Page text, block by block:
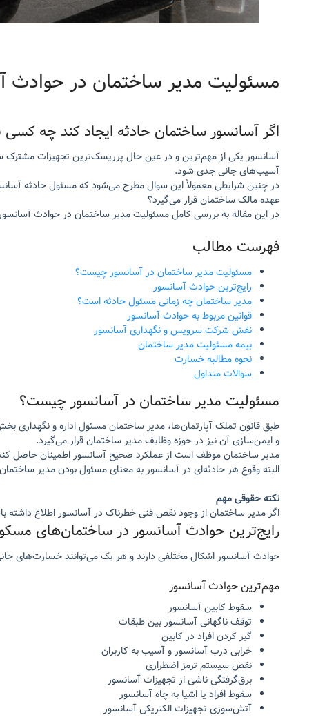
مسئولیت مدیر ساختمان در
اگر آسانسور ساختمان حادثه ایجاد کند چه کسی
آسانسور یکی از مهم‌ترین و در عین حال پرریسک‌ترین تجهیزات مشترک
آسیب‌های جانی جدی شود.
در چنین شرایطی معمولاً این سوال مطرح می‌شود که مسئول حادثه
عهده مالک ساختمان قرار می‌گیرد؟
در این مقاله به بررسی کامل مسئولیت مدیر ساختمان در حوادث
فهرست مطالب
مسئولیت مدیر ساختمان در آسانسور چیست؟
رایج‌ترین حوادث آسانسور
مدیر ساختمان چه زمانی مسئول حادثه است؟
قوانین مربوط به حوادث آسانسور
نقش شرکت سرویس و نگهداری آسانسور
بیمه مسئولیت مدیر ساختمان
نحوه مطالبه خسارت
سوالات متداول
مسئولیت مدیر ساختمان در آسانسور چیست؟
طبق قانون تملک آپارتمان‌ها، مدیر ساختمان مسئول اداره و
و ایمن‌سازی آن نیز در حوزه وظایف مدیر ساختمان قرار می‌گیرد.
مدیر ساختمان موظف است از عملکرد صحیح آسانسور اطمینان حاصل
البته وقوع هر حادثه‌ای در آسانسور به معنای مسئول بودن مدیر
نکته حقوقی مهم
اگر مدیر ساختمان از وجود نقص فنی خطرناک در آسانسور اطلاع داشته
رایج‌ترین حوادث آسانسور در ساختمان‌های
حوادث آسانسور اشکال مختلفی دارند و هر یک می‌توانند خسارت‌های
مهم‌ترین حوادث آسانسور
سقوط کابین آسانسور
توقف ناگهانی آسانسور بین طبقات
گیر کردن افراد در کابین
خرابی درب آسانسور و آسیب به کاربران
نقص سیستم ترمز اضطراری
برق‌گرفتگی ناشی از تجهیزات آسانسور
سقوط افراد یا اشیا به چاه آسانسور
آتش‌سوزی تجهیزات الکتریکی آسانسور